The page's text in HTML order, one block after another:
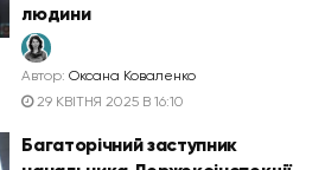
людини
Автор: Оксана Коваленко
29 КВІТНЯ 2025 В 16:10
Багаторічний заступник